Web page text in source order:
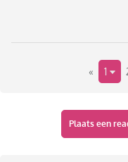
« 1
Plaats een